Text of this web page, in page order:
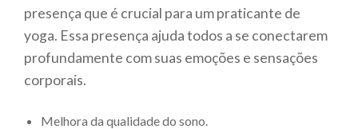
presença que é crucial para um praticante de
yoga. Essa presença ajuda todos a se conectarem
profundamente com suas emoções e sensações
corporais.
Melhora da qualidade do sono.